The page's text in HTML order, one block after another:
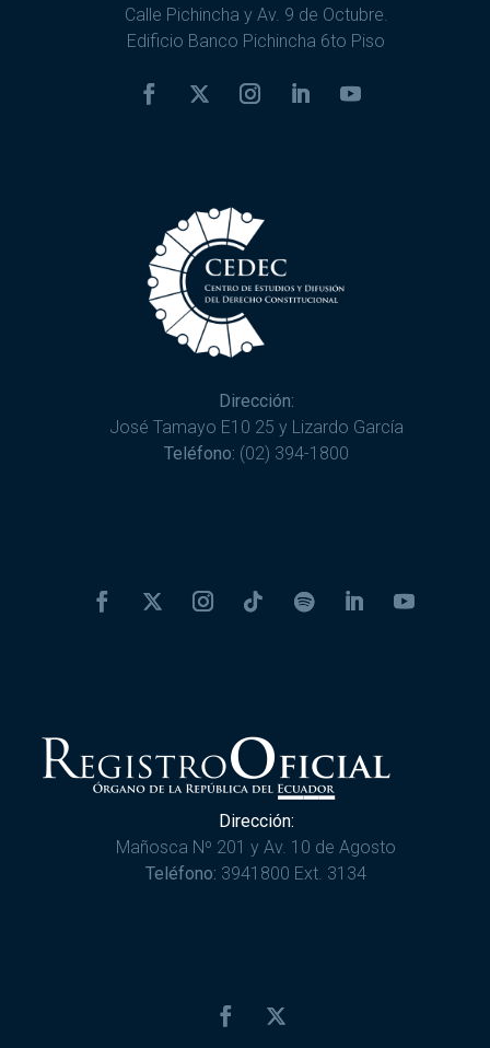
Calle Pichincha y Av. 9 de Octubre.
Edificio Banco Pichincha 6to Piso
Dirección:
José Tamayo E10 25 y Lizardo García
Teléfono: (02) 394-1800
Dirección:
Mañosca Nº 201 y Av. 10 de Agosto
Teléfono: 3941800 Ext. 3134